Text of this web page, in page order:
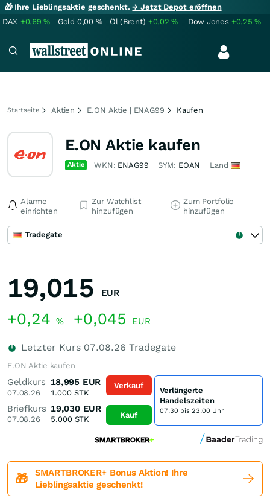
🎁 Ihre Lieblingsaktie geschenkt.→ Jetzt Depot eröffnen
DAX +0,69% Gold 0,00 % Öl (Brent) +0,02% Dow Jones +0,25%
Startseite Aktien E.ON Aktie | ENAG99 Kaufen
E.ON Aktie kaufen
Aktie WKN: ENAG99 SYM: EOAN Land
Alarme
einrichten
Zur Watchlist
hinzufügen
Zum Portfolio
hinzufügen
Tradegate
19,015 EUR
+0,24 % +0,045 EUR
Letzter Kurs 07.08.26 Tradegate
E.ON Aktie kaufen
Geldkurs
07.08.26
18,995 EUR
1.000STK
Briefkurs
07.08.26
19,030 EUR
5.000STK
Verkauf
Kauf
Verlängerte
Handelszeiten
07:30 bis 23:00 Uhr
🎁
SMARTBROKER+ Bonus Aktion! Ihre
Lieblingsaktie geschenkt!